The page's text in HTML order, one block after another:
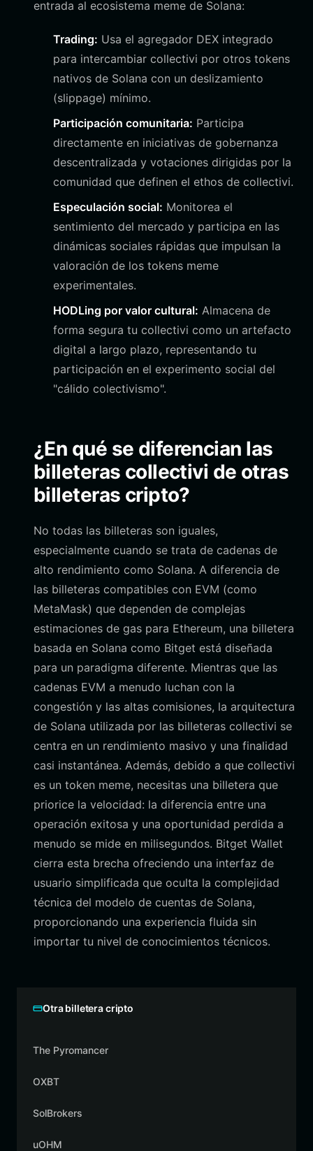
entrada al ecosistema meme de Solana:
Trading: Usa el agregador DEX integrado
para intercambiar collectivi por otros tokens
nativos de Solana con un deslizamiento
(slippage) mínimo.
Participación comunitaria: Participa
directamente en iniciativas de gobernanza
descentralizada y votaciones dirigidas por la
comunidad que definen el ethos de collectivi.
Especulación social: Monitorea el
sentimiento del mercado y participa en las
dinámicas sociales rápidas que impulsan la
valoración de los tokens meme
experimentales.
HODLing por valor cultural: Almacena de
forma segura tu collectivi como un artefacto
digital a largo plazo, representando tu
participación en el experimento social del
"cálido colectivismo".
¿En qué se diferencian las
billeteras collectivi de otras
billeteras cripto?
No todas las billeteras son iguales,
especialmente cuando se trata de cadenas de
alto rendimiento como Solana. A diferencia de
las billeteras compatibles con EVM (como
MetaMask) que dependen de complejas
estimaciones de gas para Ethereum, una billetera
basada en Solana como Bitget está diseñada
para un paradigma diferente. Mientras que las
cadenas EVM a menudo luchan con la
congestión y las altas comisiones, la arquitectura
de Solana utilizada por las billeteras collectivi se
centra en un rendimiento masivo y una finalidad
casi instantánea. Además, debido a que collectivi
es un token meme, necesitas una billetera que
priorice la velocidad: la diferencia entre una
operación exitosa y una oportunidad perdida a
menudo se mide en milisegundos. Bitget Wallet
cierra esta brecha ofreciendo una interfaz de
usuario simplificada que oculta la complejidad
técnica del modelo de cuentas de Solana,
proporcionando una experiencia fluida sin
importar tu nivel de conocimientos técnicos.
Otra billetera cripto
The Pyromancer
OXBT
SolBrokers
uOHM